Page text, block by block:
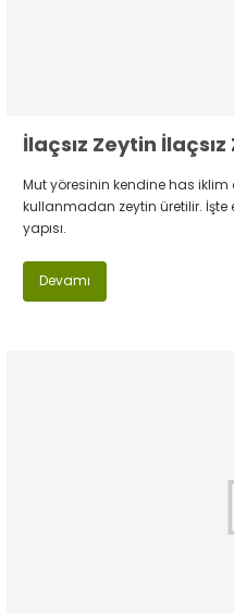
Mut yöresinin kendine has iklim
kullanmadan zeytin üretilir. İşte
yapısı.
Devamı